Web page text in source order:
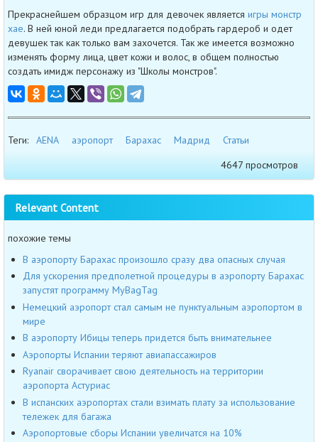
Прекраснейшем образцом игр для девочек является игры монстр
хае. В ней юной леди предлагается подобрать гардероб и одет
девушек так как только вам захочется. Так же имеется возможно
изменять форму лица, цвет кожи и волос, в общем полностью
создать имидж персонажу из "Школы монстров".
Теги: AENA аэропорт Барахас Мадрид
Статьи
4647 просмотров
Relevant Content
похожие темы
В аэропорту Барахас произошло сразу два опасных случая
Для ускорения предполетной процедуры в аэропорту Барахас
запустят программу MyBagTag
Немецкий аэропорт стал самым не пунктуальным аэропортом в
мире
В аэропорту Ибицы теперь придется быть внимательнее
Аэропорты Испании теряют авиапассажиров
Ryanair сворачивает свою деятельность на территории
аэропорта Астуриас
В испанских аэропортах стали взимать плату за использование
тележек для багажа
Аэропортовые сборы Испании увеличатся на 10%